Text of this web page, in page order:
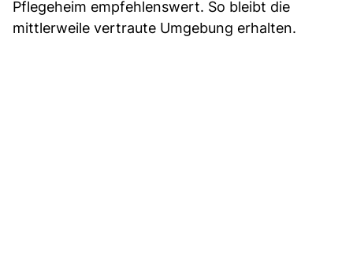
Pflegeheim empfehlenswert. So bleibt die
mittlerweile vertraute Umgebung erhalten.